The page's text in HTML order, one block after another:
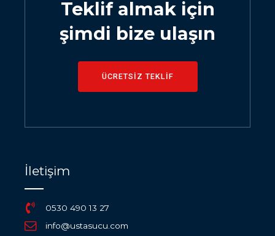
Teklif almak için
şimdi bize ulaşın
ÜCRETSİZ TEKLİF
İletişim
0530 490 13 27
info@ustasucu.com